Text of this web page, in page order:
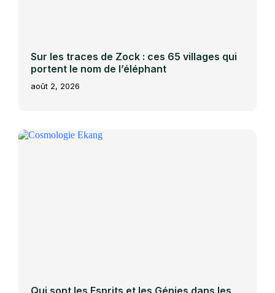
Sur les traces de Zock : ces 65 villages qui
portent le nom de l’éléphant
août 2, 2026
Qui sont les Esprits et les Génies dans les